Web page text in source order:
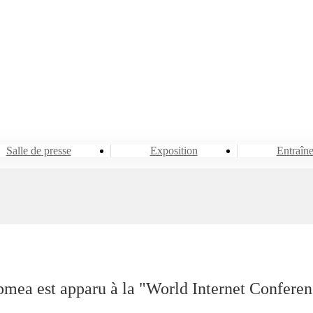
Salle de presse Exposition
est apparu à la "World Internet